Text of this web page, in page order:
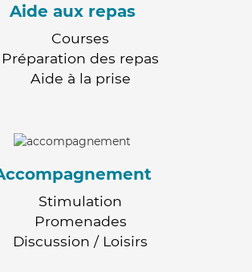
Aide aux repas
Courses
Préparation des repas
Aide à la prise
Stimulation
Promenades
Discussion / Loisirs